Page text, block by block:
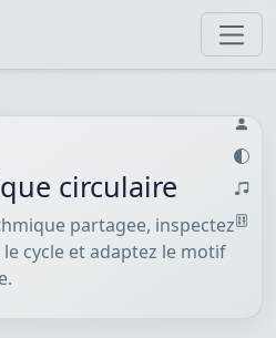
circulaire
partagee, inspectez
cycle et adaptez le motif